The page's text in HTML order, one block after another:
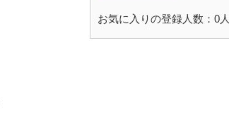
お気に入りの登録人数：0人